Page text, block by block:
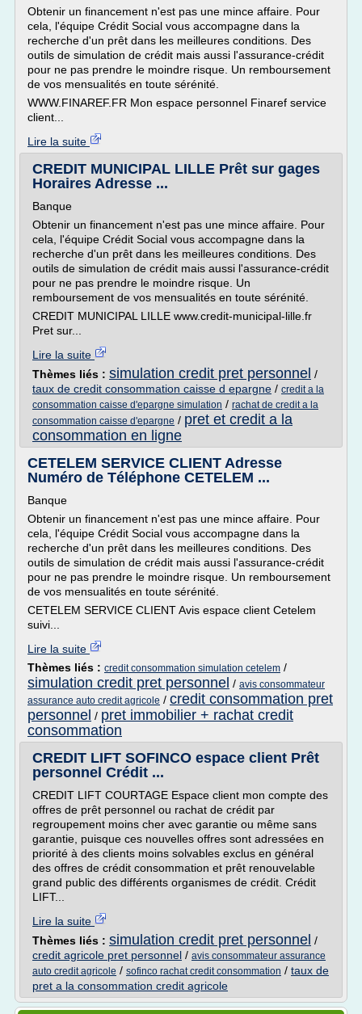
Obtenir un financement n'est pas une mince affaire. Pour
cela, l'équipe Crédit Social vous accompagne dans la
recherche d'un prêt dans les meilleures conditions. Des
outils de simulation de crédit mais aussi l'assurance-crédit
pour ne pas prendre le moindre risque. Un remboursement
de vos mensualités en toute sérénité.
WWW.FINAREF.FR Mon espace personnel Finaref service
client...
Lire la suite
CREDIT MUNICIPAL LILLE Prêt sur gages
Horaires Adresse ...
Banque
Obtenir un financement n'est pas une mince affaire. Pour
cela, l'équipe Crédit Social vous accompagne dans la
recherche d'un prêt dans les meilleures conditions. Des
outils de simulation de crédit mais aussi l'assurance-crédit
pour ne pas prendre le moindre risque. Un
remboursement de vos mensualités en toute sérénité.
CREDIT MUNICIPAL LILLE www.credit-municipal-lille.fr
Pret sur...
Lire la suite
Thèmes liés : simulation credit pret personnel /
taux de credit consommation caisse d epargne / credit a la
consommation caisse d'epargne simulation / rachat de credit a la
consommation caisse d'epargne / pret et credit a la
consommation en ligne
CETELEM SERVICE CLIENT Adresse
Numéro de Téléphone CETELEM ...
Banque
Obtenir un financement n'est pas une mince affaire. Pour
cela, l'équipe Crédit Social vous accompagne dans la
recherche d'un prêt dans les meilleures conditions. Des
outils de simulation de crédit mais aussi l'assurance-crédit
pour ne pas prendre le moindre risque. Un remboursement
de vos mensualités en toute sérénité.
CETELEM SERVICE CLIENT Avis espace client Cetelem
suivi...
Lire la suite
Thèmes liés : credit consommation simulation cetelem /
simulation credit pret personnel / avis consommateur
assurance auto credit agricole / credit consommation pret
personnel / pret immobilier + rachat credit
consommation
CREDIT LIFT SOFINCO espace client Prêt
personnel Crédit ...
CREDIT LIFT COURTAGE Espace client mon compte des
offres de prêt personnel ou rachat de crédit par
regroupement moins cher avec garantie ou même sans
garantie, puisque ces nouvelles offres sont adressées en
priorité à des clients moins solvables exclus en général
des offres de crédit consommation et prêt renouvelable
grand public des différents organismes de crédit. Crédit
LIFT...
Lire la suite
Thèmes liés : simulation credit pret personnel /
credit agricole pret personnel / avis consommateur assurance
auto credit agricole / sofinco rachat credit consommation / taux de
pret a la consommation credit agricole